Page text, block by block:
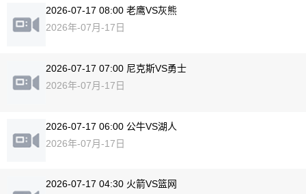
2026-07-17 08:00 老鹰VS灰熊
2026年-07月-17日
2026-07-17 07:00 尼克斯VS勇士
2026年-07月-17日
2026-07-17 06:00 公牛VS湖人
2026年-07月-17日
2026-07-17 04:30 火箭VS篮网